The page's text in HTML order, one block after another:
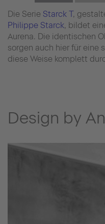
Die Serie Starck T,
Philippe Starck, bildet
Aurena. Die identischen
sorgen auch hier für eine
diese Weise komplett
Design by